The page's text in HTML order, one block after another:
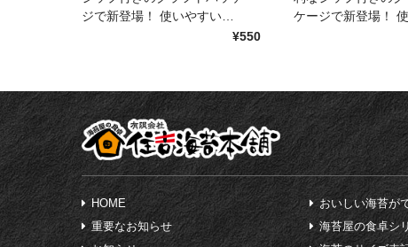
ジで新登場！ 使いやすい…
¥550
ケージで新登場！
HOME
重要なお知らせ
おいしい海苔が
海苔屋の食卓シ